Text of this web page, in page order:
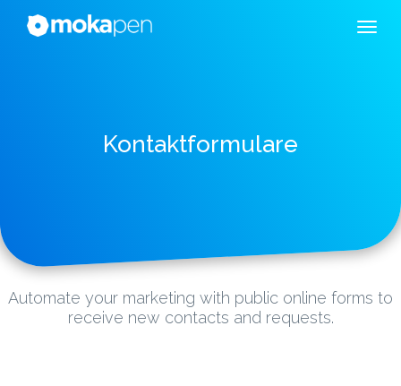
Kontaktformulare
Automate your marketing with public online forms to
receive new contacts and requests.